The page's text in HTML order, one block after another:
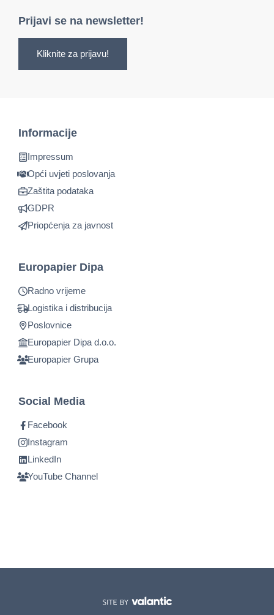
Prijavi se na newsletter!
Kliknite za prijavu!
Informacije
Impressum
Opći uvjeti poslovanja
Zaštita podataka
GDPR
Priopćenja za javnost
Europapier Dipa
Radno vrijeme
Logistika i distribucija
Poslovnice
Europapier Dipa d.o.o.
Europapier Grupa
Social Media
Facebook
Instagram
LinkedIn
YouTube Channel